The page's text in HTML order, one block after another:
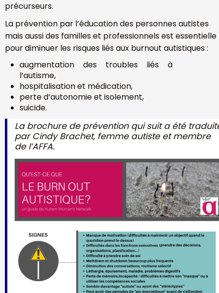
précurseurs.
La prévention par l’éducation des personnes autistes
mais aussi des familles et professionnels est essentielle
pour diminuer les risques liés aux burnout autistiques :
augmentation des troubles liés à
l’autisme,
hospitalisation et médication,
perte d’autonomie et isolement,
suicide.
La brochure de prévention qui suit a été
par Cindy Brachet, femme autiste et membre
de l’AFFA.